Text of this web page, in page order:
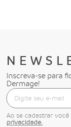
Inscreva-se para
Dermage!
Ao se cadastrar
privacidade.